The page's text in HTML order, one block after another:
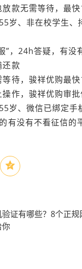
款无需等待，最
岁、非在校学生、
”，24h答疑，有
还款
待，骏祥优购最
作，骏祥优购审
岁、微信已绑定手
有没有不看征信的
证有哪些？8个正规
你